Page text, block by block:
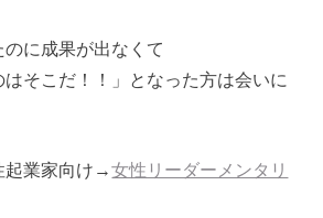
に成果が出なくて
はそこだ！！」となった方は会いに
起業家向け→女性リーダーメンタリ